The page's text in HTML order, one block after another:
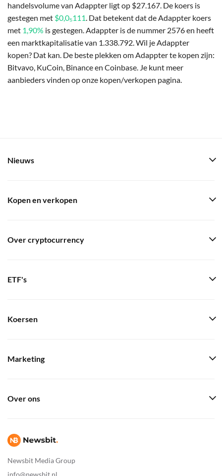
handelsvolume van Adappter ligt op $27.167. De koers is
gestegen met $0,0₅111. Dat betekent dat de Adappter koers
met 1,90% is gestegen. Adappter is de nummer 2576 en heeft
een marktkapitalisatie van 1.338.792. Wil je Adappter
kopen? Dat kan. De beste plekken om Adappter te kopen zijn:
Bitvavo, KuCoin, Binance en Coinbase. Je kunt meer
aanbieders vinden op onze kopen/verkopen pagina.
Newsbit Media Group
Nieuws
Kopen en verkopen
Over cryptocurrency
ETF's
Koersen
Marketing
Over ons